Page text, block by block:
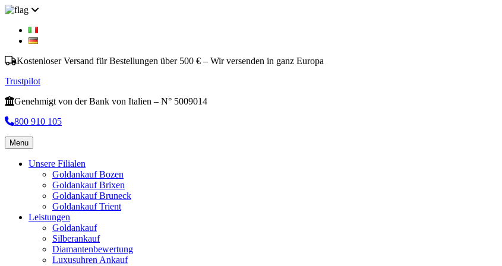
Kostenloser Versand für Bestellungen über 500 € – Wir versenden in ganz Europa
Trustpilot
Genehmigt von der Bank von Italien – N° 5009014
800 910 105
Menu
Unsere Filialen
Goldankauf Bozen
Goldankauf Brixen
Goldankauf Bruneck
Goldankauf Trient
Leistungen
Goldankauf
Silberankauf
Diamantenbewertung
Luxusuhren Ankauf